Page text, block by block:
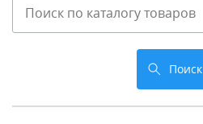
Поиск